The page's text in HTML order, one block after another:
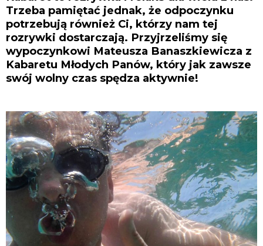
Trzeba pamiętać jednak, że odpoczynku
potrzebują również Ci, którzy nam tej
rozrywki dostarczają. Przyjrzeliśmy się
wypoczynkowi Mateusza Banaszkiewicza z
Kabaretu Młodych Panów, który jak zawsze
swój wolny czas spędza aktywnie!